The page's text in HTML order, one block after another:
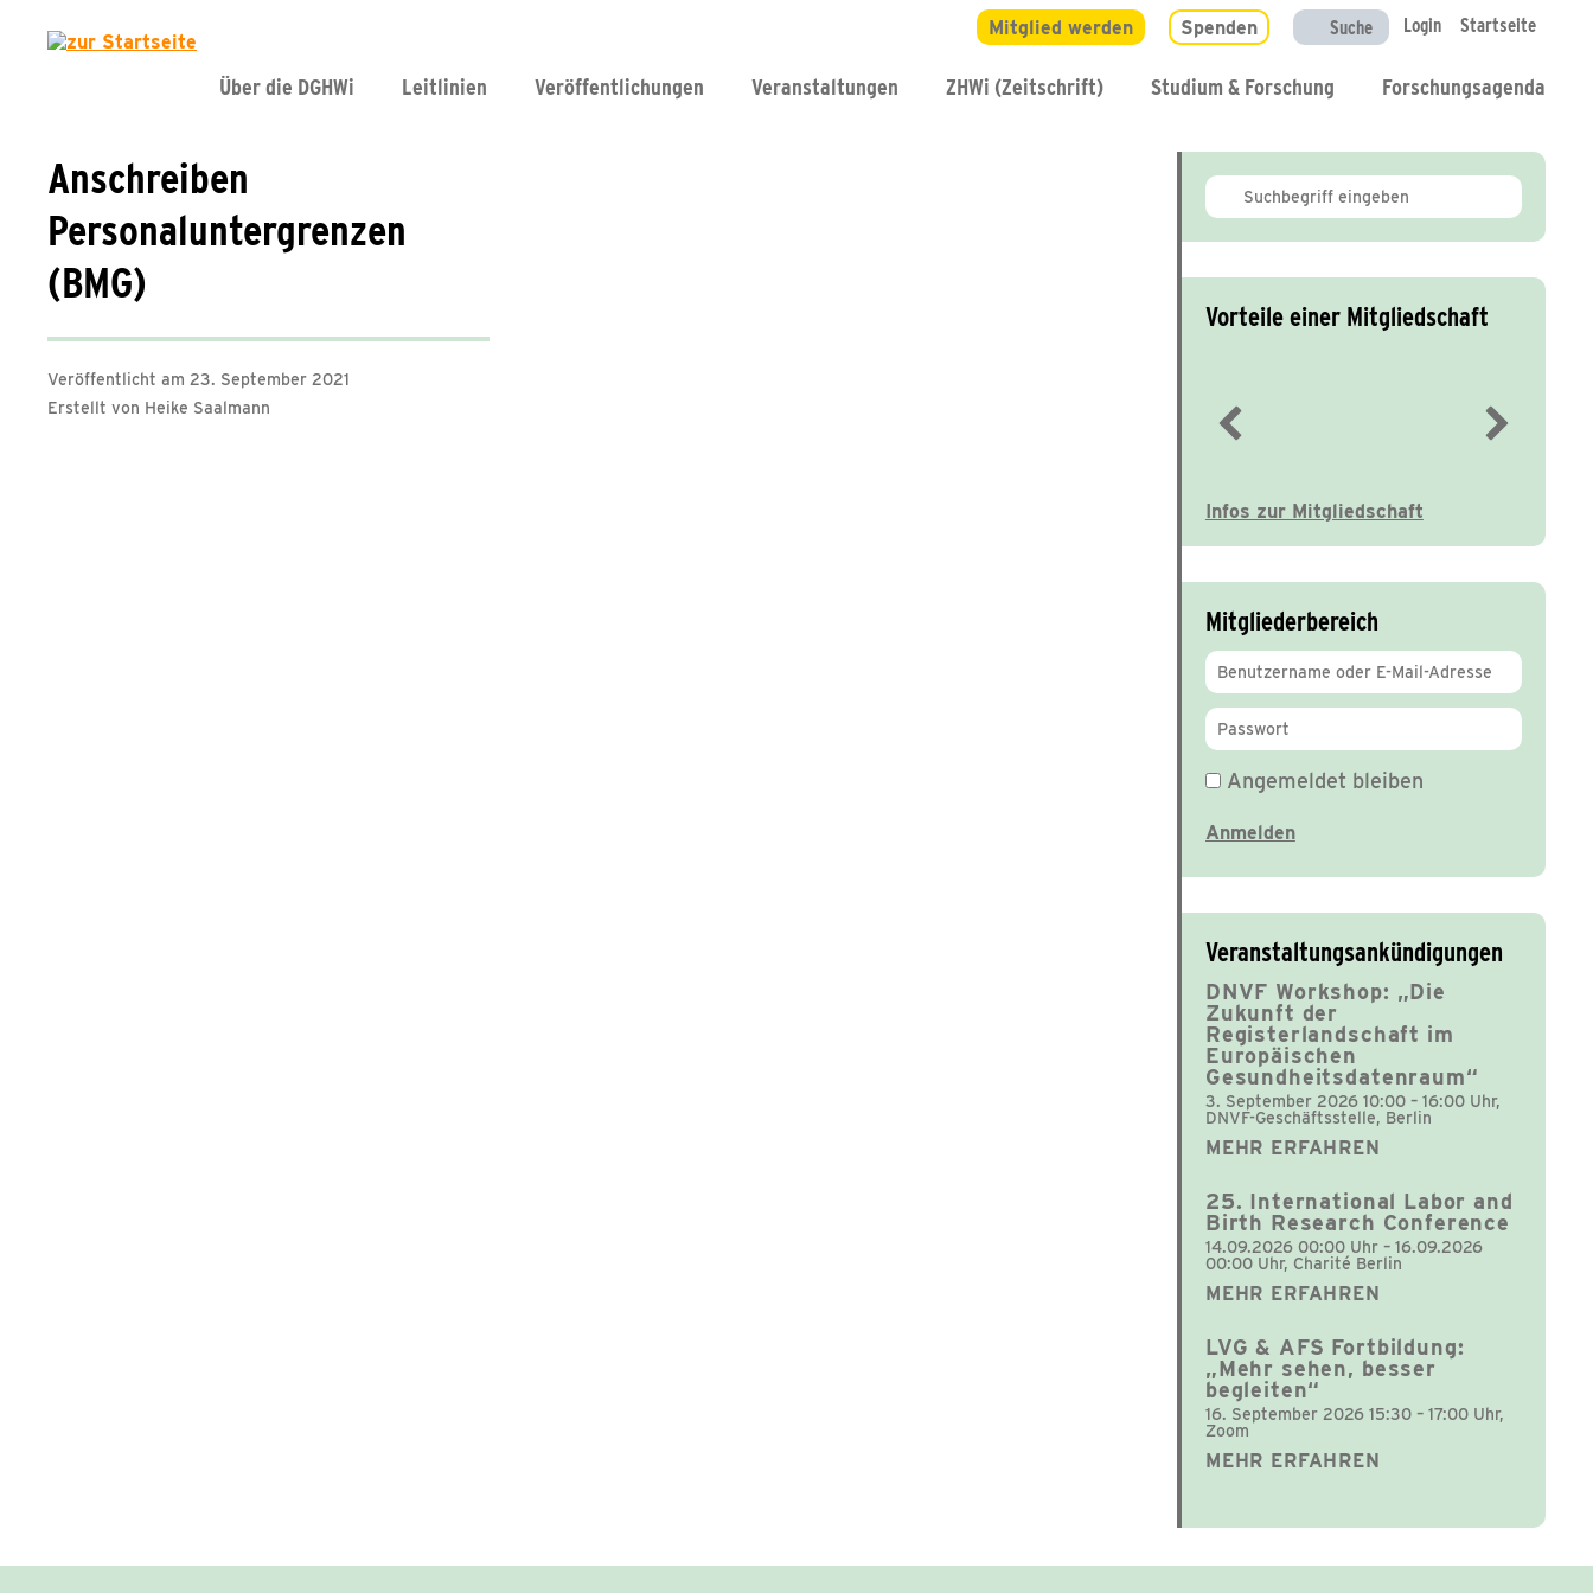
Mitglied werden Spenden Suche Login Startseite
Über die DGHWi Leitlinien Veröffentlichungen Veranstaltungen ZHWi (Zeitschrift) Studium & Forschung Forschungsagenda
Anschreiben
Personaluntergrenzen
(BMG)
Veröffentlicht am 23. September 2021
Erstellt von Heike Saalmann
Vorteile einer Mitgliedschaft
Infos zur Mitgliedschaft
Mitgliederbereich
Angemeldet bleiben
Veranstaltungsankündigungen
DNVF Workshop: „Die
Zukunft der
Registerlandschaft im
Europäischen
Gesundheitsdatenraum“
3. September 2026 10:00 – 16:00 Uhr,
DNVF-Geschäftsstelle, Berlin
MEHR ERFAHREN
25. International Labor and
Birth Research Conference
14.09.2026 00:00 Uhr – 16.09.2026
00:00 Uhr, Charité Berlin
MEHR ERFAHREN
LVG & AFS Fortbildung:
„Mehr sehen, besser
begleiten“
16. September 2026 15:30 – 17:00 Uhr,
Zoom
MEHR ERFAHREN